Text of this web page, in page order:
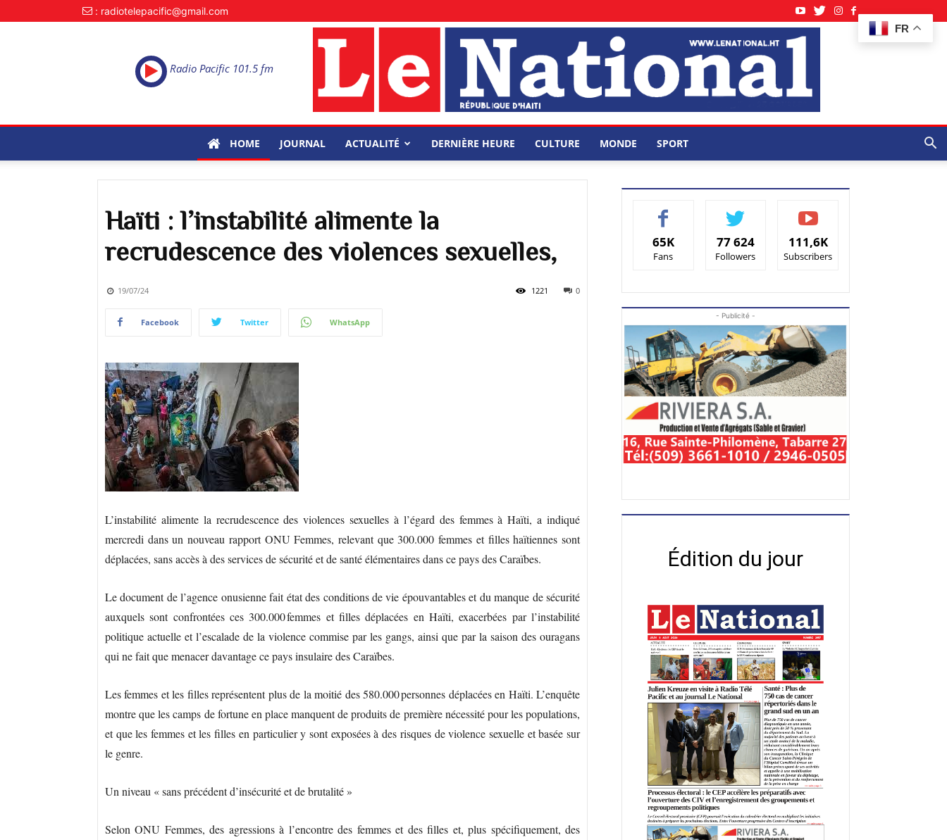
FR
: radiotelepacific@gmail.com
Radio Pacific 101.5 fm
HOME JOURNAL ACTUALITÉ DERNIÈRE HEURE CULTURE MONDE SPORT
Haïti : l’instabilité alimente la
recrudescence des violences sexuelles,
19/07/24 0
1221
Facebook Twitter WhatsApp
L’instabilité alimente la recrudescence des violences sexuelles à l’égard des femmes à Haïti, a indiqué
mercredi dans un nouveau rapport ONU Femmes, relevant que 300.000 femmes et filles haïtiennes sont
déplacées, sans accès à des services de sécurité et de santé élémentaires dans ce pays des Caraïbes.
Le document de l’agence onusienne fait état des conditions de vie épouvantables et du manque de sécurité
auxquels sont confrontées ces 300.000 femmes et filles déplacées en Haïti, exacerbées par l’instabilité
politique actuelle et l’escalade de la violence commise par les gangs, ainsi que par la saison des ouragans
qui ne fait que menacer davantage ce pays insulaire des Caraïbes.
Les femmes et les filles représentent plus de la moitié des 580.000 personnes déplacées en Haïti. L’enquête
montre que les camps de fortune en place manquent de produits de première nécessité pour les populations,
et que les femmes et les filles en particulier y sont exposées à des risques de violence sexuelle et basée sur
le genre.
Un niveau « sans précédent d’insécurité et de brutalité »
Selon ONU Femmes, des agressions à l’encontre des femmes et des filles et, plus spécifiquement, des
65K
Fans
77 624
Followers
111,6K
Subscribers
- Publicité -
Édition du jour